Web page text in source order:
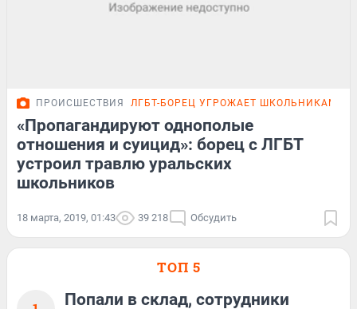
ПРОИСШЕСТВИЯ ЛГБТ-БОРЕЦ УГРОЖАЕТ ШКОЛЬНИКАМ
«Пропагандируют однополые
отношения и суицид»: борец с ЛГБТ
устроил травлю уральских
школьников
18 марта, 2019, 01:43 39 218 Обсудить
ТОП 5
Попали в склад, сотрудники